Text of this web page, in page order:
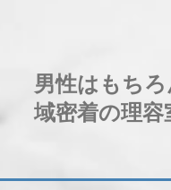
男性はもち
域密着の理容